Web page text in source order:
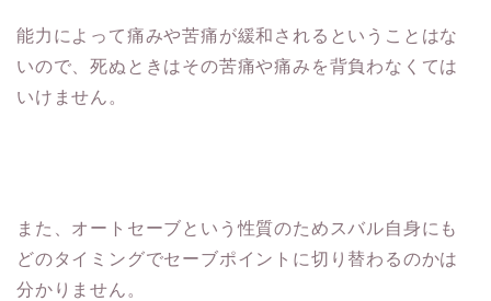
能力によって痛みや苦痛が緩和されるということはな
いので、死ぬときはその苦痛や痛みを背負わなくては
いけません。
また、オートセーブという性質のためスバル自身にも
どのタイミングでセーブポイントに切り替わるのかは
分かりません。